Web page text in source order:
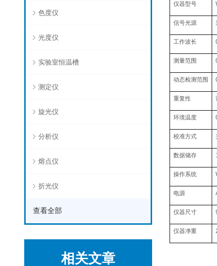
色度仪
光度仪
实验室恒温槽
测定仪
旋光仪
分析仪
熔点仪
折光仪
查看全部
相关文章
仪器型号
信号光源
工作波长
测量范围
动态检测范围
重复性
环境温度
校准方式
数据储存
操作系统
电源
仪器尺寸
仪器净重